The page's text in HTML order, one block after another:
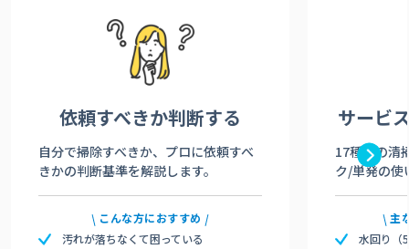
依頼すべきか判断する
自分で掃除すべきか、プロに依頼すべ
きかの判断基準を解説します。
こんな方におすすめ
汚れが落ちなくて困っている
サービ
17種類の清
ク/単発の使
主
水回り（